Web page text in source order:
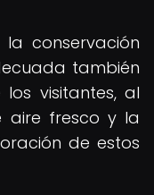
conservación
también
visitantes, al
aire fresco y la
de estos